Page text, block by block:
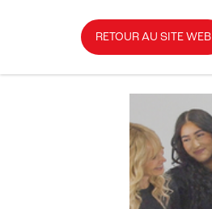
RETOUR AU SITE WEB